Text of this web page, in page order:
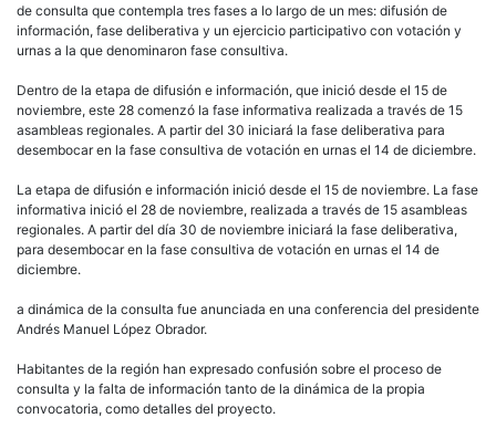
de consulta que contempla tres fases a lo largo de un mes: difusión de
información, fase deliberativa y un ejercicio participativo con votación y
urnas a la que denominaron fase consultiva.
Dentro de la etapa de difusión e información, que inició desde el 15 de
noviembre, este 28 comenzó la fase informativa realizada a través de 15
asambleas regionales. A partir del 30 iniciará la fase deliberativa para
desembocar en la fase consultiva de votación en urnas el 14 de diciembre.
La etapa de difusión e información inició desde el 15 de noviembre. La fase
informativa inició el 28 de noviembre, realizada a través de 15 asambleas
regionales. A partir del día 30 de noviembre iniciará la fase deliberativa,
para desembocar en la fase consultiva de votación en urnas el 14 de
diciembre.
a dinámica de la consulta fue anunciada en una conferencia del presidente
Andrés Manuel López Obrador.
Habitantes de la región han expresado confusión sobre el proceso de
consulta y la falta de información tanto de la dinámica de la propia
convocatoria, como detalles del proyecto.